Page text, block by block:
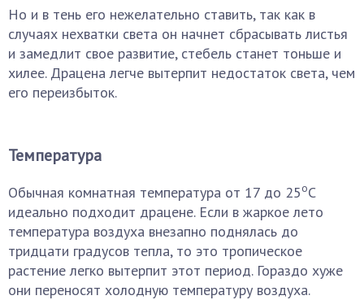
Но и в тень его нежелательно ставить, так как в
случаях нехватки света он начнет сбрасывать листья
и замедлит свое развитие, стебель станет тоньше и
хилее. Драцена легче вытерпит недостаток света, чем
его переизбыток.
Температура
Обычная комнатная температура от 17 до 25оС
идеально подходит драцене. Если в жаркое лето
температура воздуха внезапно поднялась до
тридцати градусов тепла, то это тропическое
растение легко вытерпит этот период. Гораздо хуже
они переносят холодную температуру воздуха.